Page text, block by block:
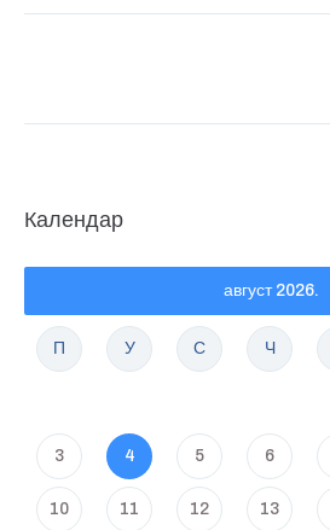
Календар
август 2026.
П У С Ч
3 4 5 6
10 11 12 13